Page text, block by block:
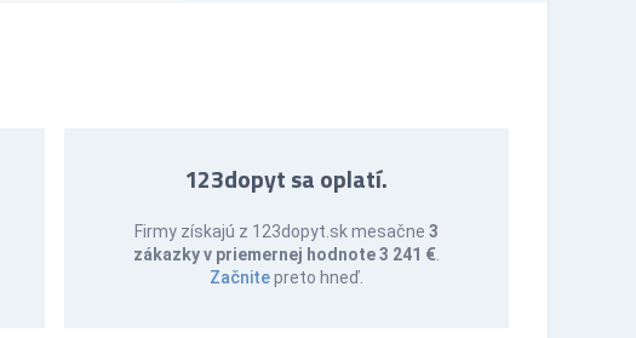
123dopyt sa oplatí.
Firmy získajú z 123dopyt.sk mesačne 3
zákazky v priemernej hodnote 3 241 €.
Začnitepreto hneď.